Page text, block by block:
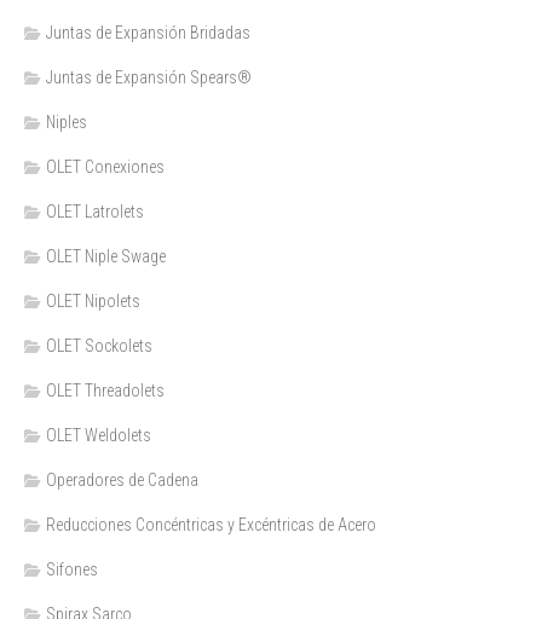
Juntas de Expansión Bridadas
Juntas de Expansión Spears®
Niples
OLET Conexiones
OLET Latrolets
OLET Niple Swage
OLET Nipolets
OLET Sockolets
OLET Threadolets
OLET Weldolets
Operadores de Cadena
Reducciones Concéntricas y Excéntricas de Acero
Sifones
Spirax Sarco